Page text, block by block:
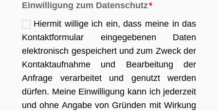
Einwilligung zum Datenschutz
Hiermit willige ich ein, dass meine in das
Kontaktformular eingegebenen Daten
elektronisch gespeichert und zum Zweck der
Kontaktaufnahme und Bearbeitung der
Anfrage verarbeitet und genutzt werden
dürfen. Meine Einwilligung kann ich jederzeit
und ohne Angabe von Gründen mit Wirkung